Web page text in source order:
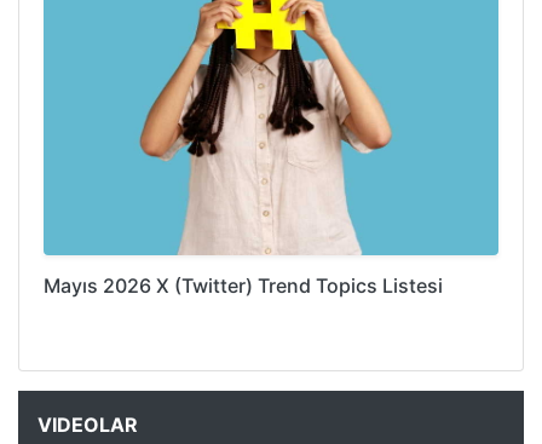
Mayıs 2026 X (Twitter) Trend Topics Listesi
VIDEOLAR